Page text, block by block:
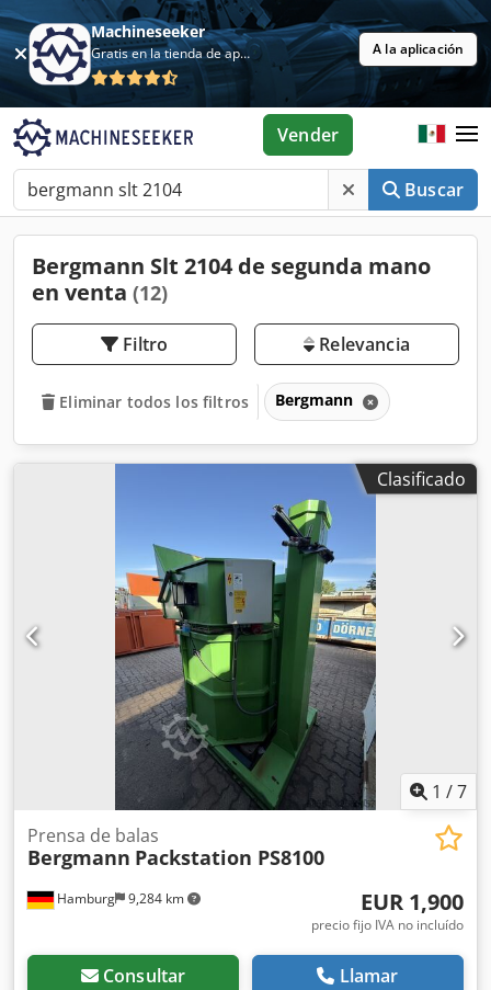
Machineseeker
Gratis en la tienda de aplicaciones A la aplicación
Buscar
Vender
Bergmann Slt 2104 de segunda mano
en venta (12)
Filtro Relevancia
Eliminar todos los filtros Bergmann
Clasificado
1 /7
Hamburg 9,284 km
Prensa de balas
Bergmann Packstation PS8100
EUR 1,900
precio fijo IVA no incluído
Consultar Llamar